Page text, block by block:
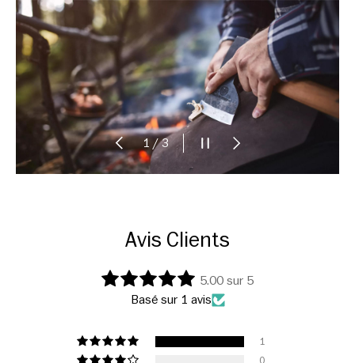
PRÉCÉDENT
1 /sur
3 METTRE LE
SUIVANT
Avis Clients
5.00 sur 5
Basé sur 1 avis
1